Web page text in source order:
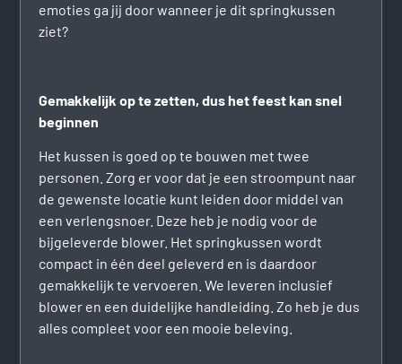
emoties ga jij door wanneer je dit springkussen
ziet?
Gemakkelijk op te zetten, dus het feest kan snel
beginnen
Het kussen is goed op te bouwen met twee
personen. Zorg er voor dat je een stroompunt naar
de gewenste locatie kunt leiden door middel van
een verlengsnoer. Deze heb je nodig voor de
bijgeleverde blower. Het springkussen wordt
compact in één deel geleverd en is daardoor
gemakkelijk te vervoeren. We leveren inclusief
blower en een duidelijke handleiding. Zo heb je dus
alles compleet voor een mooie beleving.